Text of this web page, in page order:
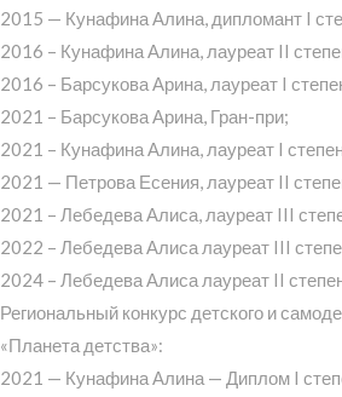
2015 — Кунафина Алина, дипломант I
2016 – Кунафина Алина, лауреат II
2016 – Барсукова Арина, лауреат I
2021 – Барсукова Арина, Гран-при;
2021 – Кунафина Алина, лауреат I
2021 — Петрова Есения, лауреат II
2021 – Лебедева Алиса, лауреат III
2022 – Лебедева Алиса лауреат III
2024 – Лебедева Алиса лауреат II
Региональный конкурс детского и
«Планета детства»:
2021 — Кунафина Алина — Диплом I